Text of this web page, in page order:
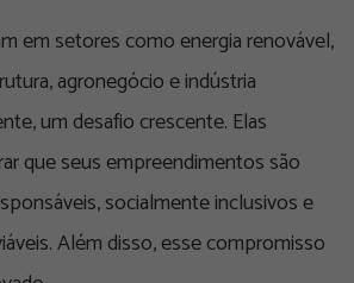
em setores como energia renovável,
agronegócio e indústria
um desafio crescente. Elas
que seus empreendimentos são
socialmente inclusivos e
Além disso, esse compromisso